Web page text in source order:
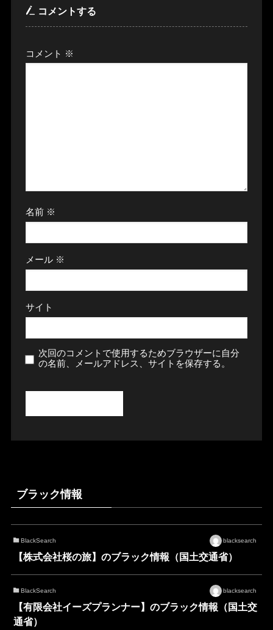
コメントする
コメント ※
名前 ※
メール ※
サイト
次回のコメントで使用するためブラウザーに自分
の名前、メールアドレス、サイトを保存する。
ブラック情報
BlackSearch blacksearch
【株式会社桜の旅】のブラック情報（国土交通省）
BlackSearch blacksearch
【有限会社イーズプランナー】のブラック情報（国土交
通省）